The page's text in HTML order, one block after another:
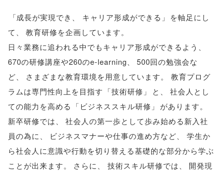
「成長が実現でき 、 キャリア形成ができる 」
を軸足にし
て 、 教育研修を企画しています。
日々業務に追われる中でもキャリア形成ができるよう 、
670の研修講座や260のe-learning、
500回の勉強会な
ど、 さまざまな教育環境を用意しています。
教育プログ
ラムは専門性向上を目指す 「技術研修 」 と 、
社会人とし
ての能力を高める
「ビジネススキル研修 」 があります。
新卒研修では、
社会人の第一歩として歩み始める新入社
員の為に、 ビジネスマナーや仕事の進め方など、
学生か
ら社会人に意識や行動を切り替える基礎的な部分から学ぶ
ことが出来ます。 さらに、 技術スキル研修では、
開発現